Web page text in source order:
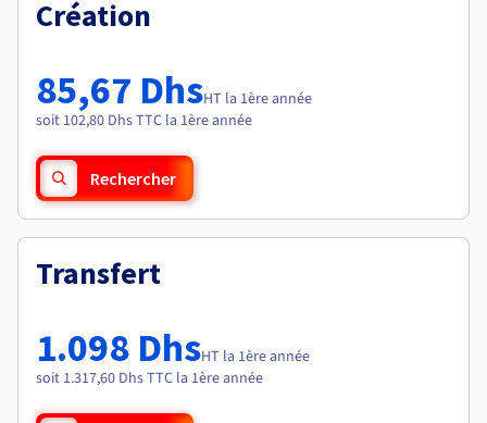
Tarifs
Roadmap & Changelog
Roadmap & Changelog
Création
85,67 DhsHT la 1ère année
soit 102,80 Dhs TTC la 1ère année
Rechercher
Transfert
1.098 DhsHT la 1ère année
soit 1.317,60 Dhs TTC la 1ère année